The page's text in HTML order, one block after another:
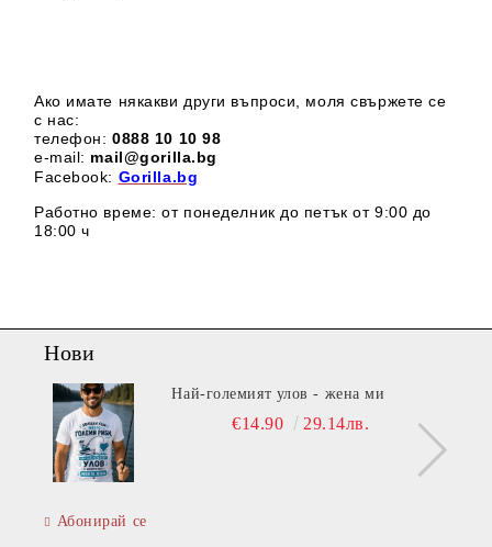
Ако имате някакви други въпроси, моля свържете се
с нас:
телефон:0888 10 10 98
e-mail: mail@gorilla.bg
Facebook: Gorilla.bg
Работно време: от понеделник до петък от 9:00 до
18:00 ч
Нови
Най-големият улов - жена ми
€14.90 29.14лв.
Абонирай се